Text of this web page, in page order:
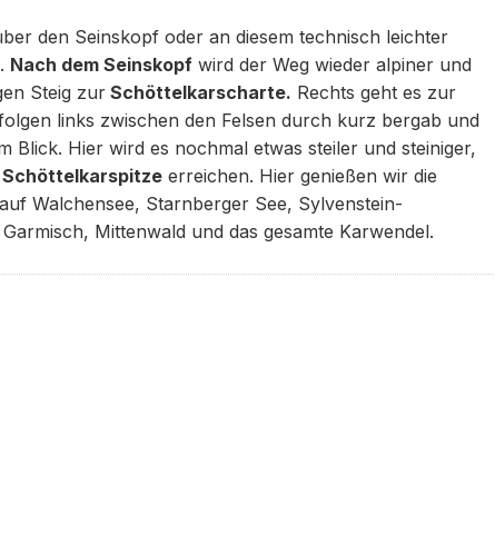
den Seinskopf oder an diesem technisch leichter
Nach dem Seinskopfwird der Weg wieder alpiner und
Steig zurSchöttelkarscharte. Rechts geht es zur
links zwischen den Felsen durch kurz bergab und
Blick. Hier wird es nochmal etwas steiler und steiniger,
Schöttelkarspitzeerreichen. Hier genießen wir die
Walchensee, Starnberger See, Sylvenstein-
Mittenwald und das gesamte Karwendel.